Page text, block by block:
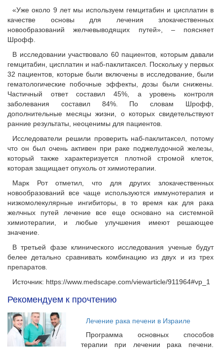
«Уже около 9 лет мы используем гемцитабин и цисплатин в
качестве основы для лечения злокачественных
новообразований желчевыводящих путей», – поясняет
Шрофф.
В исследовании участвовало 60 пациентов, которым давали
гемцитабин, цисплатин и наб-паклитаксел. Поскольку у первых
32 пациентов, которые были включены в исследование, были
гематологические побочные эффекты, дозы были снижены.
Частичный ответ составил 45%, а уровень контроля
заболевания составил 84%. По словам Шрофф,
дополнительные месяцы жизни, о которых свидетельствуют
ранние результаты, неоценимы для пациентов.
Исследователи решили проверить наб-паклитаксел, потому
что он был очень активен при раке поджелудочной железы,
который также характеризуется плотной стромой клеток,
которая защищает опухоль от химиотерапии.
Марк Рот отметил, что для других злокачественных
новообразований все чаще используются иммунотерапия и
низкомолекулярные ингибиторы, в то время как для рака
желчных путей лечение все еще основано на системной
химиотерапии, и любые улучшения имеют решающее
значение.
В третьей фазе клинического исследования ученые будут
белее детально сравнивать комбинацию из двух и из трех
препаратов.
Источник: https://www.medscape.com/viewarticle/911964#vp_1
Рекомендуем к прочтению
Лечение рака печени в Израиле
Программа основных способов
терапии при лечении рака печени.